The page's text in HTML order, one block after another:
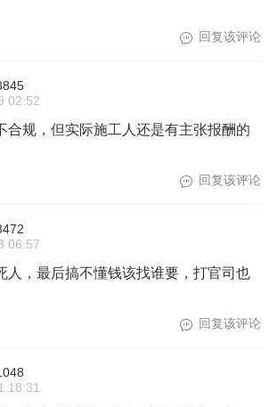
回复该评论
02:52
合规，但实际施工人还是有主张报酬的
回复该评论
06:57
人，最后搞不懂钱该找谁要，打官司也
回复该评论
18:31